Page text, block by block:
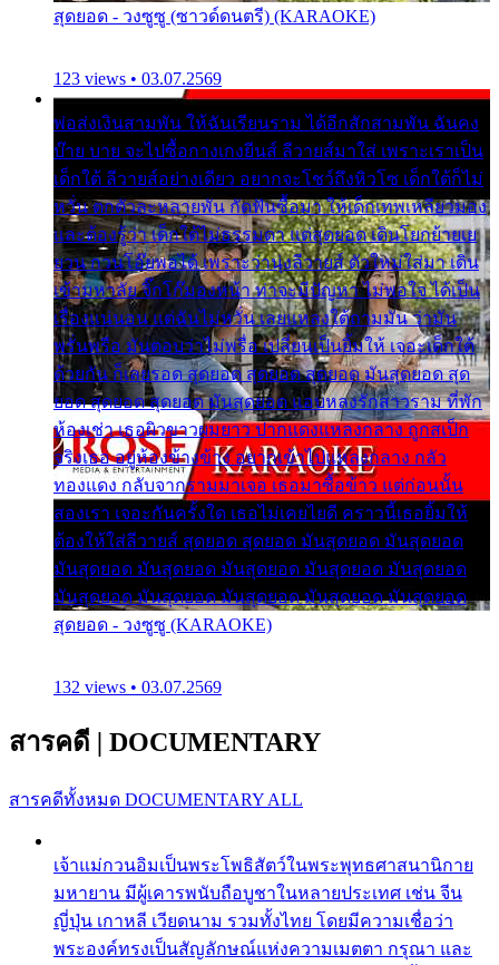
สุดยอด - วงซูซู (ซาวด์ดนตรี) (KARAOKE)
123 views • 03.07.2569
พ่อส่งเงินสามพัน ให้ฉันเรียนราม ได้อีกสักสามพัน ฉันคง
บ๊าย บาย จะไปซื้อกางเกงยีนส์ ลีวายส์มาใส่ เพราะเราเป็น
เด็กใต้ ลีวายส์อย่างเดียว อยากจะโชว์ถึงหิวโซ เด็กใต้ก็ไม่
หวั่น ตกตัวละหลายพัน กัดฟันซื้อมา ให้เด็กเทพเหลียวมอง
และต้องรู้ว่า เด็กใต้ไม่ธรรมดา แต่สุดยอด เดินโยกย้ายเย
ยวน กวนโอ๊ยพอได้ เพราะว่านุ่งลีวายส์ ตัวใหม่ใส่มา เดิน
เข้ามหาลัย จิ๊กโก๊มองหน้า ท่าจะมีปัญหา ไม่พอใจ ได้เป็น
เรื่องแน่นอน แต่ฉันไม่หวั่น เลยแหลงใต้ถามมัน ว่ามัน
พรั่นพรือ มันตอบว่าไม่พรื่อ เปลี่ยนเป็นยิ้มให้ เจอะเด็กใต้
ด้วยกัน ก็เลยรอด สุดยอด สุดยอด สุดยอด มันสุดยอด สุด
ยอด สุดยอด สุดยอด มันสุดยอด แอบหลงรักสาวราม ที่พัก
ห้องเช่า เธอผิวขาวผมยาว ปากแดงแหลงกลาง ถูกสเป็ก
จริงเธอ อยู่ห้องข้างข้าง อยากเข้าไปแหลงกลาง กลัว
ทองแดง กลับจากรามมาเจอ เธอมาซื้อข้าว แต่ก่อนนั้น
สองเรา เจอะกันครั้งใด เธอไม่เคยไยดี คราวนี้เธอยิ้มให้
ต้องให้ใส่ลีวายส์ สุดยอด สุดยอด มันสุดยอด มันสุดยอด
มันสุดยอด มันสุดยอด มันสุดยอด มันสุดยอด มันสุดยอด
มันสุดยอด มันสุดยอด มันสุดยอด มันสุดยอด มันสุดยอด
สุดยอด - วงซูซู (KARAOKE)
132 views • 03.07.2569
สารคดี | DOCUMENTARY
สารคดีทั้งหมด DOCUMENTARY ALL
เจ้าแม่กวนอิมเป็นพระโพธิสัตว์ในพระพุทธศาสนานิกาย
มหายาน มีผู้เคารพนับถือบูชาในหลายประเทศ เช่น จีน
ญี่ปุ่น เกาหลี เวียดนาม รวมทั้งไทย โดยมีความเชื่อว่า
พระองค์ทรงเป็นสัญลักษณ์แห่งความเมตตา กรุณา และ